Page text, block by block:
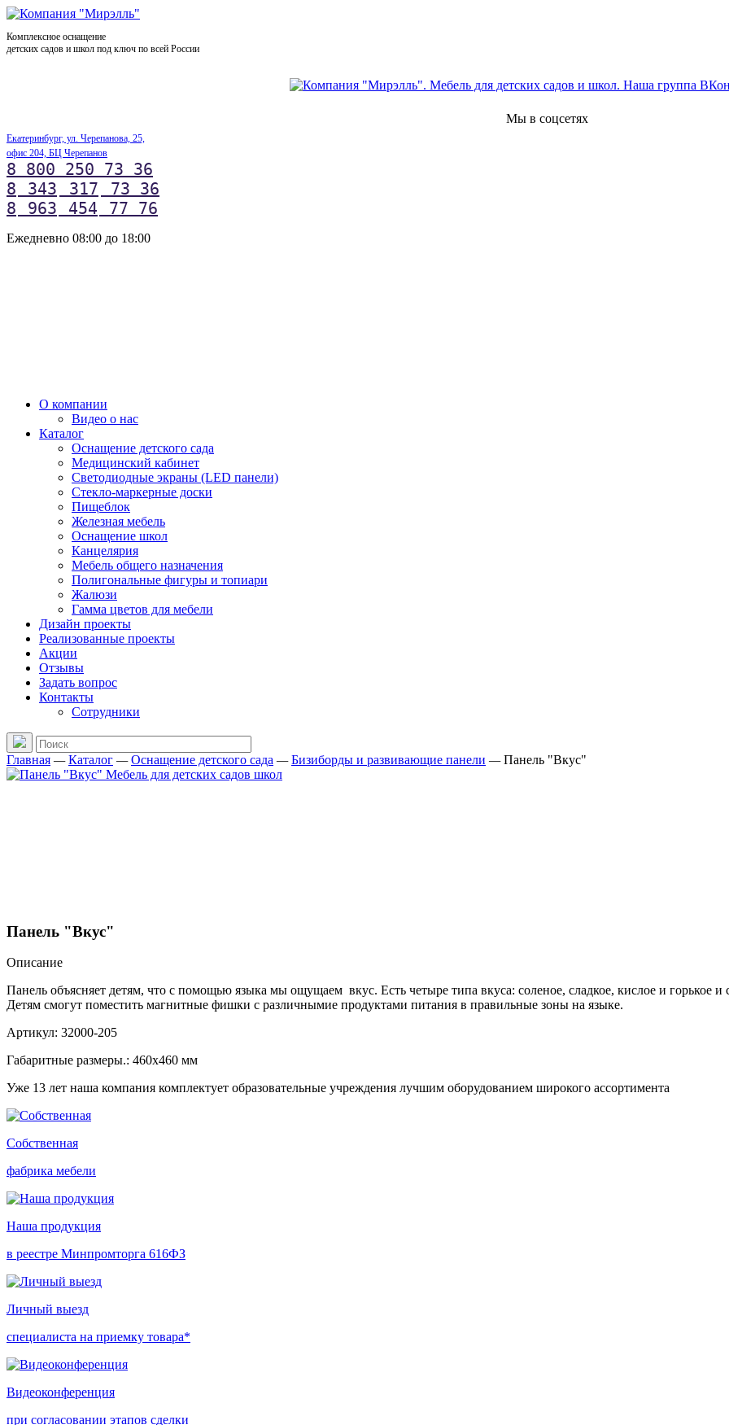
Комплексное оснащение
детских садов и школ под ключ по всей России
Мы в соцсетях
Екатеринбург, ул. Черепанова, 25,
офис 204, БЦ Черепанов
8 800 250 73 36
8
343 317
73 36
8
963 454 77 76
Ежедневно 08:00 до 18:00
О компании
Видео о нас
Каталог
Оснащение детского сада
Медицинский кабинет
Светодиодные экраны (LED панели)
Стекло-маркерные доски
Пищеблок
Железная мебель
Оснащение школ
Канцелярия
Мебель общего назначения
Полигональные фигуры и топиари
Жалюзи
Гамма цветов для мебели
Дизайн проекты
Реализованные проекты
Акции
Отзывы
Задать вопрос
Контакты
Сотрудники
Главная —Каталог —Оснащение детского сада —Бизиборды и развивающие панели —Панель "Вкус"
Панель "Вкус"
Описание
Панель объясняет детям, что с помощью языка мы ощущаем вкус. Есть четыре типа вкуса: соленое, сладкое, кислое и горькое и
Детям смогут поместить магнитные фишки с различнымие продуктами питания в правильные зоны на языке.
Артикул: 32000-205
Габаритные размеры.: 460х460 мм
Уже 13 лет наша компания комплектует образовательные учреждения лучшим оборудованием широкого ассортимента
Собственная
фабрика мебели
Наша продукция
в реестре Минпромторга 616ФЗ
Личный выезд
специалиста на приемку товара*
Видеоконференция
при согласовании этапов сделки